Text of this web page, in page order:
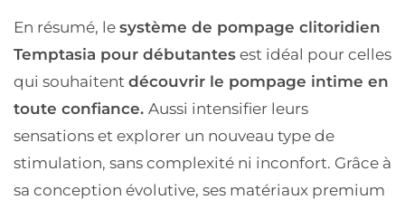
En résumé, le système de pompage clitoridien
Temptasia pour débutantes est idéal pour celles
qui souhaitent découvrir le pompage intime en
toute confiance. Aussi intensifier leurs
sensations et explorer un nouveau type de
stimulation, sans complexité ni inconfort. Grâce à
sa conception évolutive, ses matériaux premium